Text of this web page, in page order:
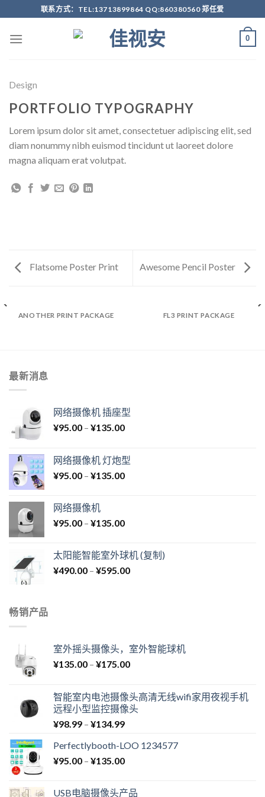
content
联系方式：TEL:13713899864 QQ:860380560 郑任爱
0
Design
PORTFOLIO TYPOGRAPHY
Lorem ipsum dolor sit amet, consectetuer adipiscing elit, sed
diam nonummy nibh euismod tincidunt ut laoreet dolore
magna aliquam erat volutpat.
Flatsome Poster Print Awesome Pencil Poster
ANOTHER PRINT PACKAGE FL3 PRINT PACKAGE
最新消息
网络摄像机 插座型
¥95.00 – ¥135.00
网络摄像机 灯炮型
¥95.00 – ¥135.00
网络摄像机
¥95.00 – ¥135.00
太阳能智能室外球机 (复制)
¥490.00 – ¥595.00
畅销产品
室外摇头摄像头，室外智能球机
¥135.00 – ¥175.00
智能室内电池摄像头高清无线wifi家用夜视手机
远程小型监控摄像头
¥98.99 – ¥134.99
Perfectlybooth-LOO 1234577
¥95.00 – ¥135.00
USB电脑摄像头产品